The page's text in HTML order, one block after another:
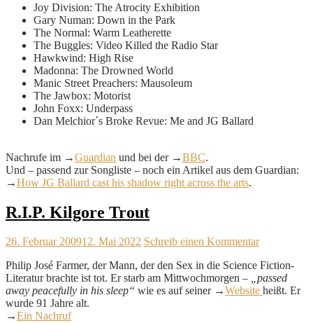
Joy Division: The Atrocity Exhibition
Gary Numan: Down in the Park
The Normal: Warm Leatherette
The Buggles: Video Killed the Radio Star
Hawkwind: High Rise
Madonna: The Drowned World
Manic Street ­Preachers: Mausoleum
The Jawbox: Motorist
John Foxx: Underpass
Dan Melchior´s Broke Revue: Me and JG Ballard
Nachrufe im →Guardian und bei der →BBC.
Und – passend zur Songliste – noch ein Artikel aus dem Guardian:
→How JG Ballard cast his shadow right across the arts.
R.I.P. Kilgore Trout
26. Februar 200912. Mai 2022 Schreib einen Kommentar
Philip José Farmer, der Mann, der den Sex in die Science Fiction-
Literatur brachte ist tot. Er starb am Mittwochmorgen – „passed
away peacefully in his sleep“ wie es auf seiner →Website heißt. Er
wurde 91 Jahre alt.
→Ein Nachruf